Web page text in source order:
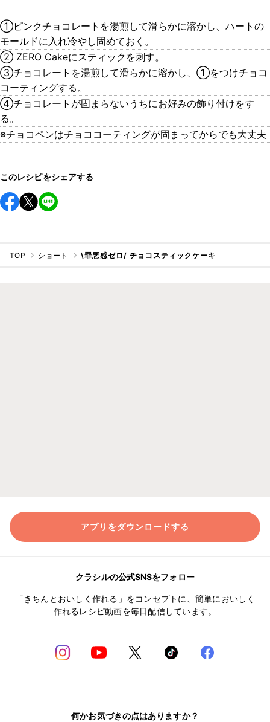
①ピンクチョコレートを湯煎して滑らかに溶かし、ハートの
モールドに入れ冷やし固めておく。
② ZERO Cakeにスティックを刺す。
③チョコレートを湯煎して滑らかに溶かし、①をつけチョコ
コーティングする。
④チョコレートが固まらないうちにお好みの飾り付けをす
る。
※チョコペンはチョココーティングが固まってからでも大丈夫
このレシピをシェアする
TOP ショート \罪悪感ゼロ/ チョコスティックケーキ
アプリをダウンロードする
クラシルの公式SNSをフォロー
「きちんとおいしく作れる」をコンセプトに、簡単においしく
作れるレシピ動画を毎日配信しています。
何かお気づきの点はありますか？